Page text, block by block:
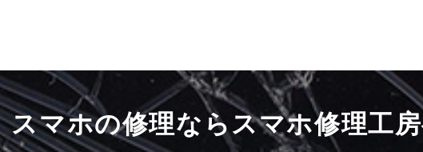
スマホの修理ならスマホ修理工